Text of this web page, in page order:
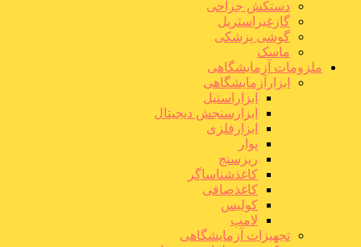
دستکش جراحی
گازغیراستریل
گوشی پزشکی
ماسک
ملزومات آزمایشگاهی
ابزارآزمایشگاهی
ابزاراستیل
ابزارسنجش دیجیتال
ابزارفلزی
پوار
ریزسنج
کاغذشناساگر
کاغذصافی
کولیس
لامپ
تجهیزات آزمایشگاهی